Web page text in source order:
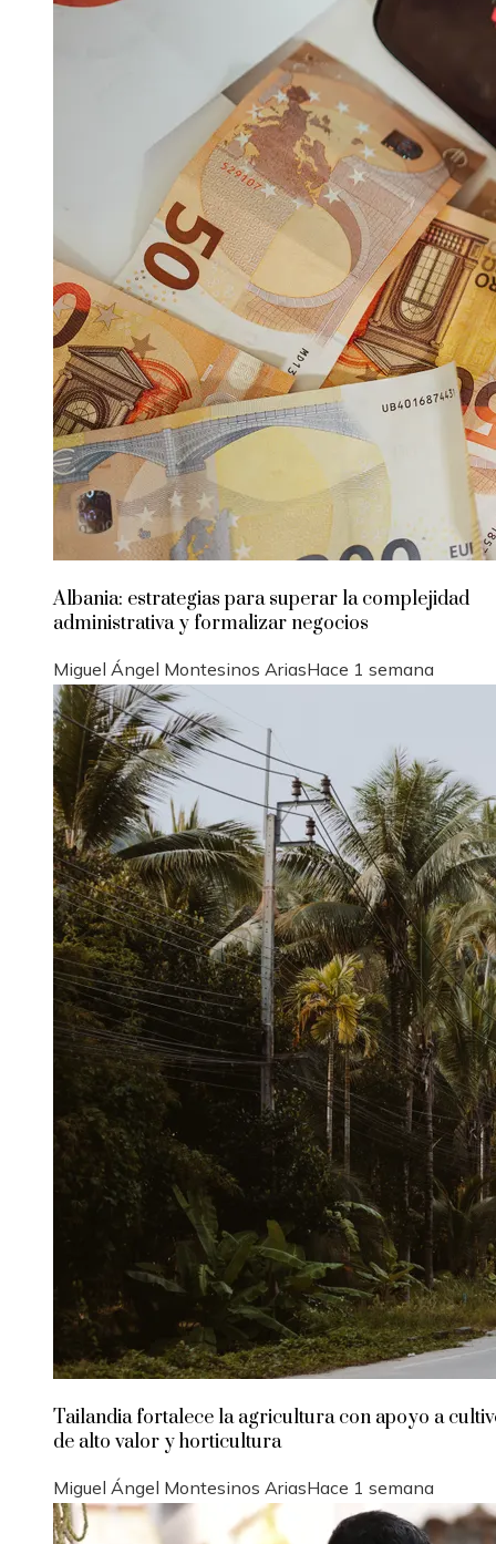
Albania: estrategias para superar la complejidad
administrativa y formalizar negocios
Miguel Ángel Montesinos AriasHace 1 semana
Tailandia fortalece la agricultura con apoyo a
de alto valor y horticultura
Miguel Ángel Montesinos AriasHace 1 semana